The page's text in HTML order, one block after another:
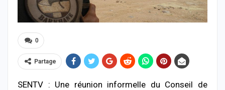
0
Partage
SENTV : Une réunion informelle du Conseil de